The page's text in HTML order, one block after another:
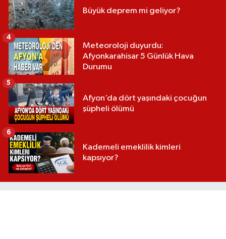
Büyük deprem mi geliyor?
Meteoroloji duyurdu:
Afyonkarahisar 5 Günlük Hava
Durumu
4
Afyon’da dört yaşındaki çocuğun
şüpheli ölümü
5
Kademeli emeklilik kimleri
kapsıyor?
6